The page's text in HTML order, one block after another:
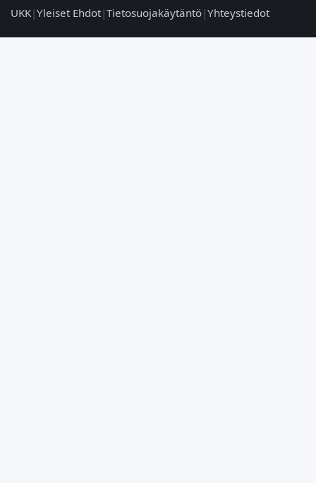
UKK|Yleiset Ehdot|Tietosuojakäytäntö|Yhteystiedot